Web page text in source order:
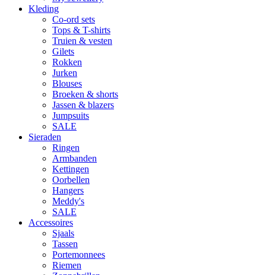
Kleding
Co-ord sets
Tops & T-shirts
Truien & vesten
Gilets
Rokken
Jurken
Blouses
Broeken & shorts
Jassen & blazers
Jumpsuits
SALE
Sieraden
Ringen
Armbanden
Kettingen
Oorbellen
Hangers
Meddy's
SALE
Accessoires
Sjaals
Tassen
Portemonnees
Riemen